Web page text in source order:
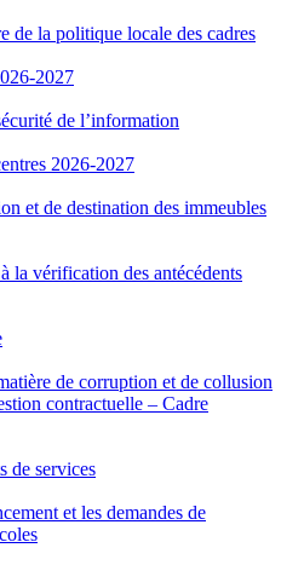
de la politique locale des cadres
2027
de l’information
2026-2027
et de destination des immeubles
la vérification des antécédents
de corruption et de collusion
contractuelle – Cadre
de services
et les demandes de